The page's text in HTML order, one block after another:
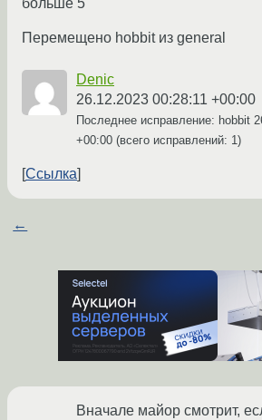
больше 5
Перемещено hobbit из general
Denic
26.12.2023 00:28:11 +00:00
Последнее исправление: hobbit
+00:00 (всего исправлений: 1)
Ссылка
←
Вначале майор смотрит,